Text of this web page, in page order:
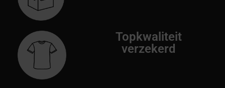
Topkwaliteit
verzekerd